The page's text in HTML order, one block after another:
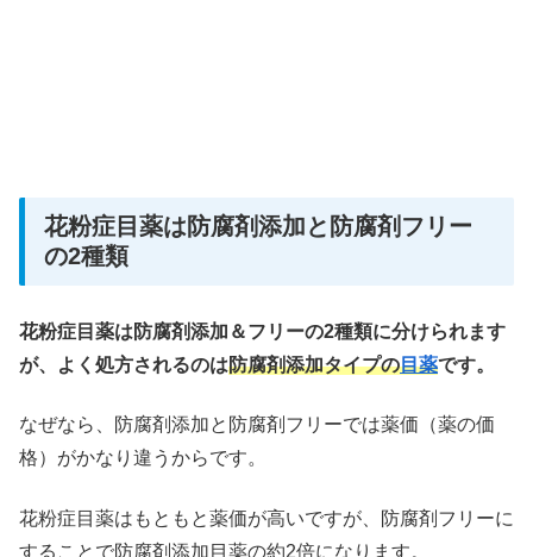
花粉症目薬は防腐剤添加と防腐剤フリー
の2種類
花粉症目薬は防腐剤添加＆フリーの2種類に分けられます
が、よく処方されるのは防腐剤添加タイプの目薬です。
なぜなら、防腐剤添加と防腐剤フリーでは薬価（薬の価
格）がかなり違うからです。
花粉症目薬はもともと薬価が高いですが、防腐剤フリーに
することで防腐剤添加目薬の約2倍になります。